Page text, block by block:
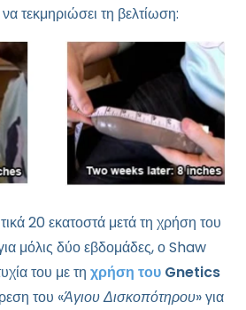
τεκμηριώσει τη βελτίωση:
20 εκατοστά μετά τη χρήση του
μόλις δύο εβδομάδες, ο Shaw
του με τη χρήση του Gnetics
του «Άγιου Δισκοπότηρου» για